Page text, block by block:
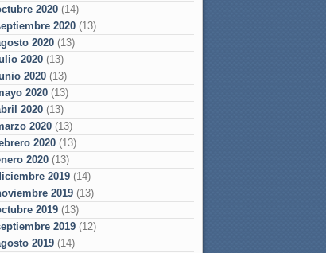
2020 (14)
2020 (13)
2020 (13)
2020 (13)
2020 (13)
2020 (13)
2020 (13)
2020 (13)
2020 (13)
2020 (13)
2019 (14)
2019 (13)
2019 (13)
2019 (12)
2019 (14)